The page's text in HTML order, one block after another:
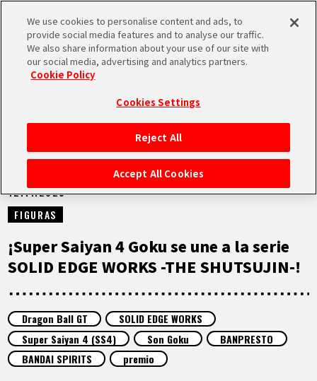
MEN
INICIO
NOTICIAS
LO MÁS DESTACADO
ARTÍCULOS
ACERCA DE
NOTICIAS
12.11.2025
FIGURAS
¡Super Saiyan 4 Goku se une a la serie
SOLID EDGE WORKS -THE SHUTSUJIN-!
Dragon Ball GT
SOLID EDGE WORKS
Super Saiyan 4 (SS4)
Son Goku
BANPRESTO
BANDAI SPIRITS
premio
We use cookies to personalise content and ads, to
provide social media features and to analyse our traffic.
We also share information about your use of our site with
our social media, advertising and analytics partners.
Cookie Policy
Cookies Settings
Reject All
Accept All Cookies